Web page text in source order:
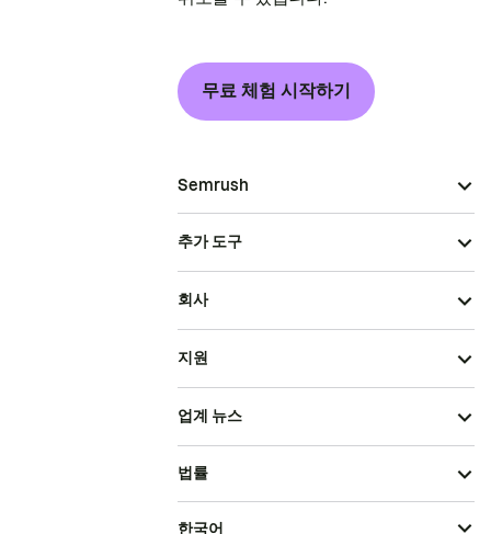
무료 체험 시작하기
Semrush
추가 도구
회사
지원
업계 뉴스
법률
한국어